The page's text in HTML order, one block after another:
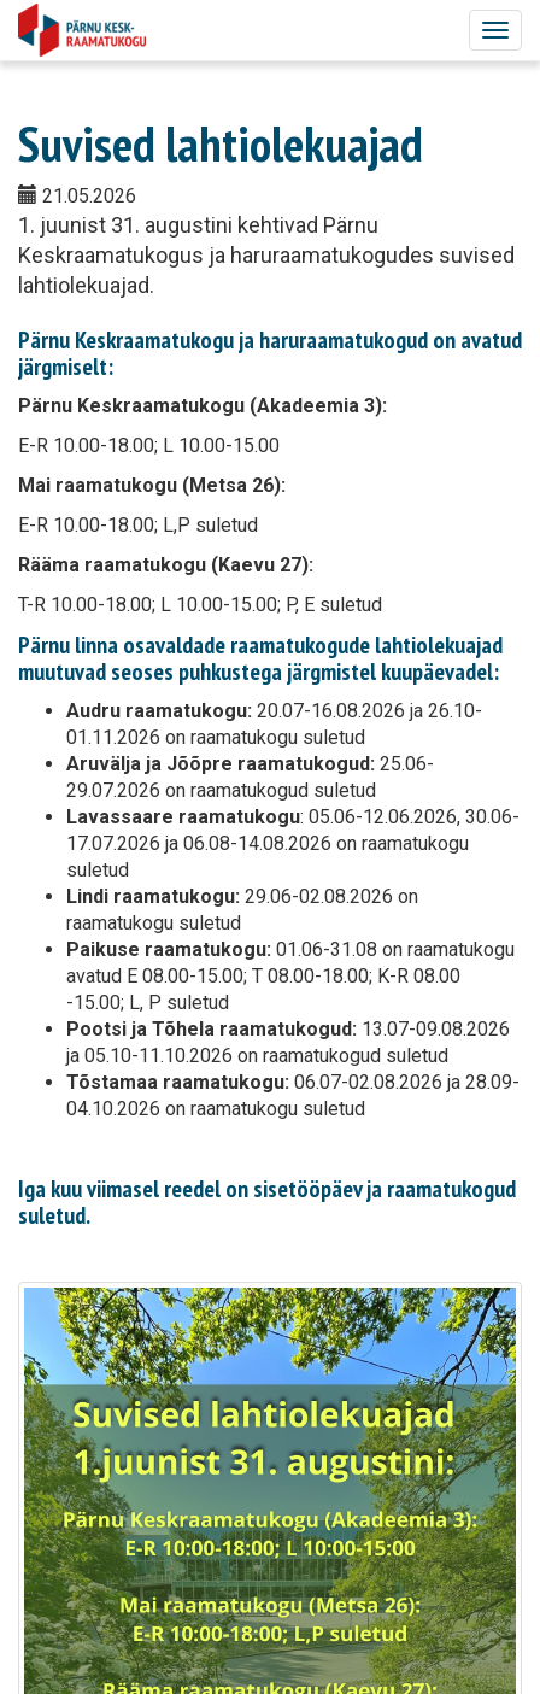
Suvised lahtiolekuajad
21.05.2026
1. juunist 31. augustini kehtivad Pärnu
Keskraamatukogus ja haruraamatukogudes suvised
lahtiolekuajad.
Pärnu Keskraamatukogu ja haruraamatukogud on avatud
järgmiselt:
Pärnu Keskraamatukogu (Akadeemia 3):
E-R 10.00-18.00; L 10.00-15.00
Mai raamatukogu (Metsa 26):
E-R 10.00-18.00; L,P suletud
Rääma raamatukogu (Kaevu 27):
T-R 10.00-18.00; L 10.00-15.00; P, E suletud
Pärnu linna osavaldade raamatukogude lahtiolekuajad
muutuvad seoses puhkustega järgmistel kuupäevadel:
Audru raamatukogu: 20.07-16.08.2026 ja 26.10-
01.11.2026 on raamatukogu suletud
Aruvälja ja Jõõpre raamatukogud: 25.06-
29.07.2026 on raamatukogud suletud
Lavassaare raamatukogu: 05.06-12.06.2026, 30.06-
17.07.2026 ja 06.08-14.08.2026 on raamatukogu
suletud
Lindi raamatukogu: 29.06-02.08.2026 on
raamatukogu suletud
Paikuse raamatukogu: 01.06-31.08 on raamatukogu
avatud E 08.00-15.00; T 08.00-18.00; K-R 08.00
-15.00; L, P suletud
Pootsi ja Tõhela raamatukogud: 13.07-09.08.2026
ja 05.10-11.10.2026 on raamatukogud suletud
Tõstamaa raamatukogu: 06.07-02.08.2026 ja 28.09-
04.10.2026 on raamatukogu suletud
Iga kuu viimasel reedel on sisetööpäev ja raamatukogud
suletud.